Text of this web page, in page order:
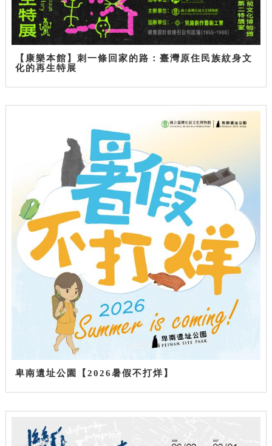
【康樂本館】刺一條回家的路：臺灣原住民族紋身文
化的再生特展
卑南遺址公園【2026暑假不打烊】